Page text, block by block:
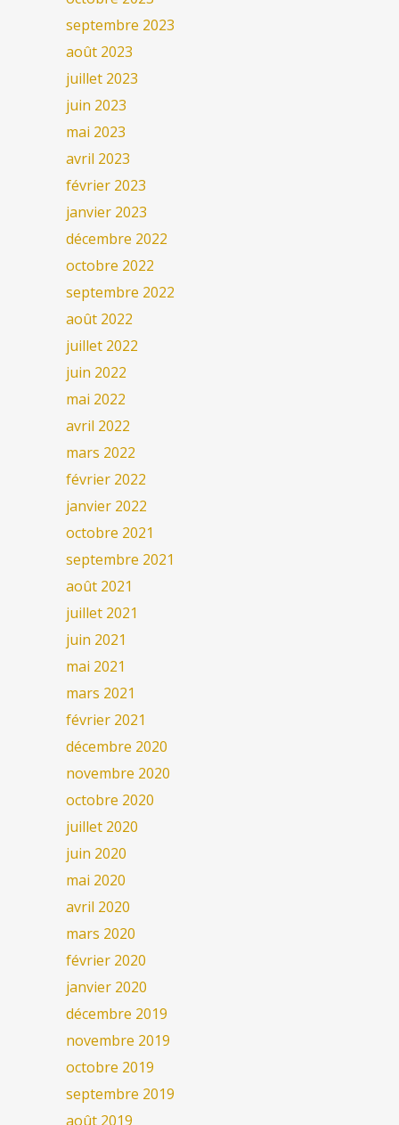
septembre 2023
août 2023
juillet 2023
juin 2023
mai 2023
avril 2023
février 2023
janvier 2023
décembre 2022
octobre 2022
septembre 2022
août 2022
juillet 2022
juin 2022
mai 2022
avril 2022
mars 2022
février 2022
janvier 2022
octobre 2021
septembre 2021
août 2021
juillet 2021
juin 2021
mai 2021
mars 2021
février 2021
décembre 2020
novembre 2020
octobre 2020
juillet 2020
juin 2020
mai 2020
avril 2020
mars 2020
février 2020
janvier 2020
décembre 2019
novembre 2019
octobre 2019
septembre 2019
août 2019